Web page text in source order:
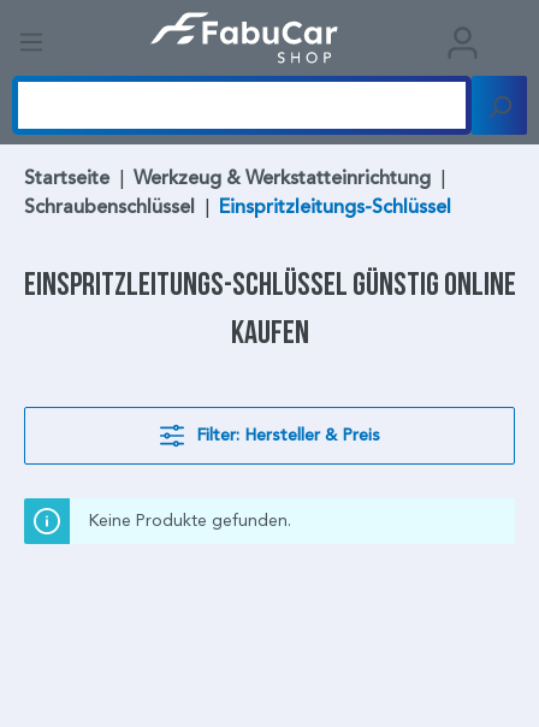
Startseite | Werkzeug & Werkstatteinrichtung |
Schraubenschlüssel | Einspritzleitungs-Schlüssel
Einspritzleitungs-Schlüssel günstig online
kaufen
Filter: Hersteller & Preis
Keine Produkte gefunden.